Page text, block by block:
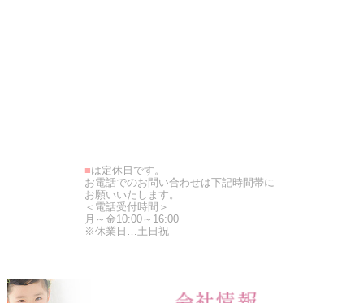
■は定休日です。
お電話でのお問い合わせは下記時間帯に
お願いいたします。
＜電話受付時間＞
月～金10:00～16:00
※休業日…土日祝